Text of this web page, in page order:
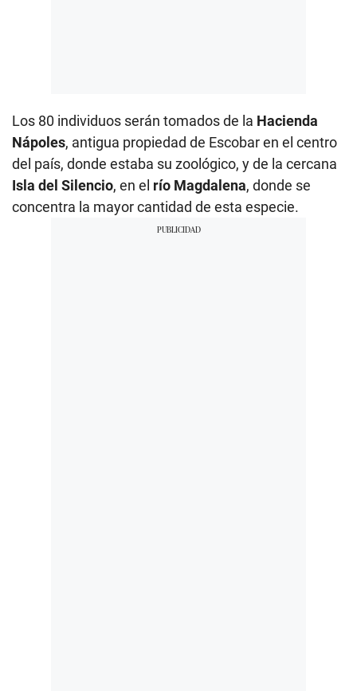
Los 80 individuos serán tomados de la Hacienda
Nápoles, antigua propiedad de Escobar en el centro
del país, donde estaba su zoológico, y de la cercana
Isla del Silencio, en el río Magdalena, donde se
concentra la mayor cantidad de esta especie.